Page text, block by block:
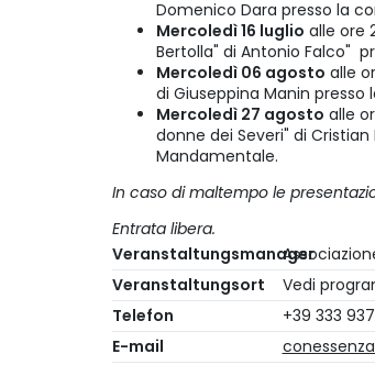
Domenico Dara presso la
Mercoledì 16 luglio alle ore
Bertolla" di Antonio Falco"
Mercoledì 06 agosto alle
di Giuseppina Manin presso
Mercoledì 27 agosto alle
donne dei Severi" di
Mandamentale.
In caso di maltempo le
Entrata libera.
Veranstaltungsmanager
Veranstaltungsort
Vedi
Telefon
+39 333
E-mail